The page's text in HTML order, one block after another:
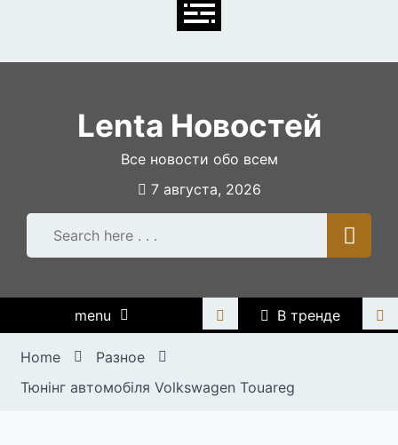
Lenta Новостей
Все новости обо всем
7 августа, 2026
menu В тренде
Home
Разное
Тюнінг автомобіля Volkswagen Touareg